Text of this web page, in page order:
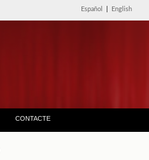
Español English
CONTACTE